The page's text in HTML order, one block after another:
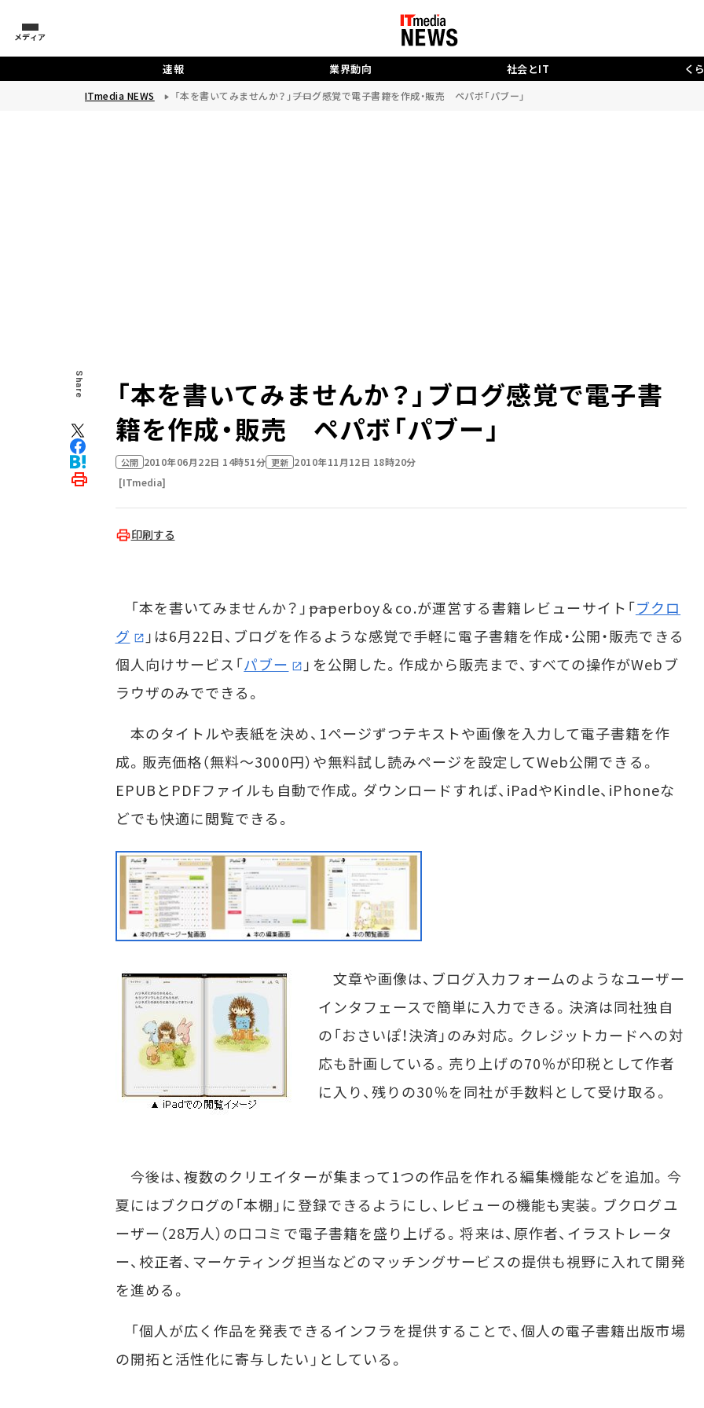
メディア
速報 業界動向 社会とIT く
ITmedia NEWS 「本を書いてみませんか？」――ブログ感覚で電子書籍を作成・販売 ペパボ「パブー」
Share
「本を書いてみませんか？」――ブログ感覚で電子書
籍を作成・販売 ペパボ「パブー」
公開 2010年06月22日 14時51分 更新 2010年11月12日 18時20分
[ITmedia]
印刷する
「本を書いてみませんか？」――paperboy＆co.が運営する書籍レビューサイト「ブクロ
グ
」は6月22日、ブログを作るような感覚で手軽に電子書籍を作成・公開・販売できる
個人向けサービス「パブー
」を公開した。作成から販売まで、すべての操作がWebブ
ラウザのみでできる。
本のタイトルや表紙を決め、1ページずつテキストや画像を入力して電子書籍を作
成。販売価格（無料～3000円）や無料試し読みページを設定してWeb公開できる。
EPUBとPDFファイルも自動で作成。ダウンロードすれば、iPadやKindle、iPhoneな
どでも快適に閲覧できる。
文章や画像は、ブログ入力フォームのようなユーザー
インタフェースで簡単に入力できる。決済は同社独自
の「おさいぽ！決済」のみ対応。クレジットカードへの対
応も計画している。売り上げの70％が印税として作者
に入り、残りの30％を同社が手数料として受け取る。
今後は、複数のクリエイターが集まって1つの作品を作れる編集機能などを追加。今
夏にはブクログの「本棚」に登録できるようにし、レビューの機能も実装。ブクログユ
ーザー（28万人）の口コミで電子書籍を盛り上げる。将来は、原作者、イラストレータ
ー、校正者、マーケティング担当などのマッチングサービスの提供も視野に入れて開発
を進める。
「個人が広く作品を発表できるインフラを提供することで、個人の電子書籍出版市場
の開拓と活性化に寄与したい」としている。